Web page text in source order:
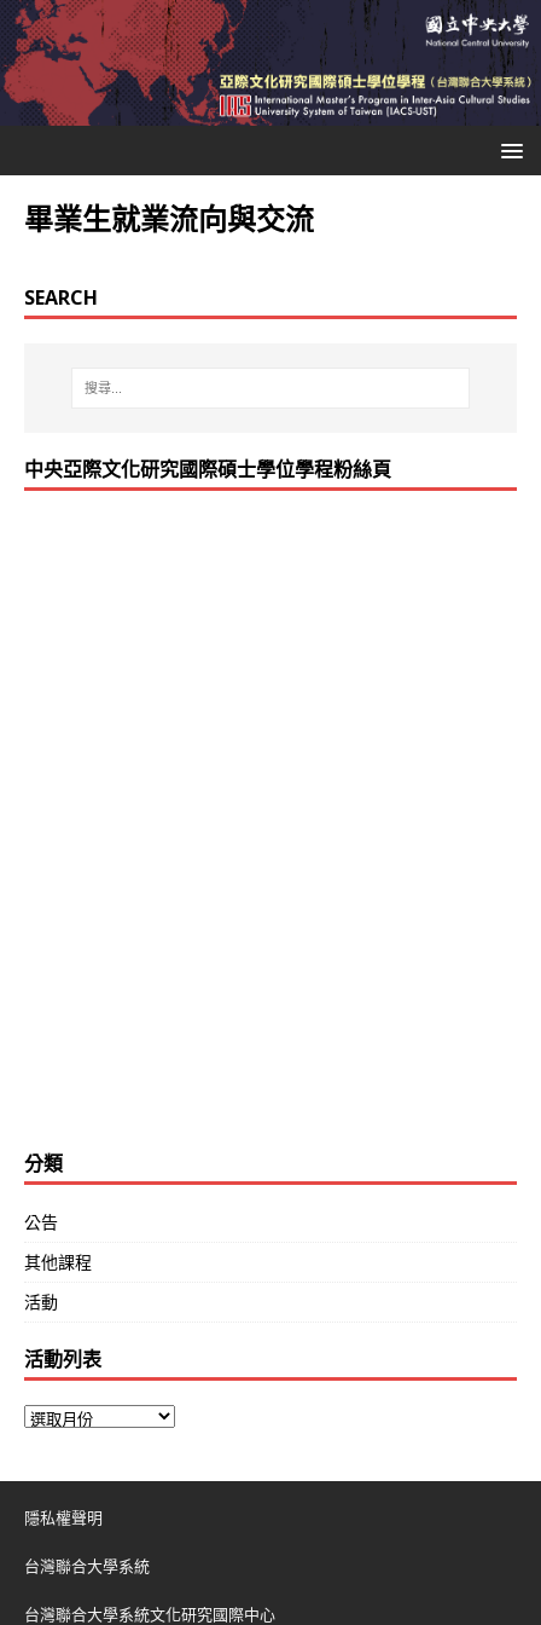
畢業生就業流向與交流
SEARCH
中央亞際文化研究國際碩士學位學程粉絲頁
分類
公告
其他課程
活動
活動列表
隱私權聲明
台灣聯合大學系統
台灣聯合大學系統文化研究國際中心